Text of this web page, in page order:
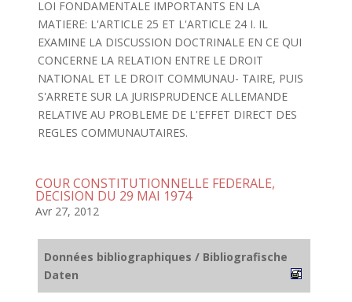
LOI FONDAMENTALE IMPORTANTS EN LA
MATIERE: L'ARTICLE 25 ET L'ARTICLE 24 I. IL
EXAMINE LA DISCUSSION DOCTRINALE EN CE QUI
CONCERNE LA RELATION ENTRE LE DROIT
NATIONAL ET LE DROIT COMMUNAU- TAIRE, PUIS
S'ARRETE SUR LA JURISPRUDENCE ALLEMANDE
RELATIVE AU PROBLEME DE L'EFFET DIRECT DES
REGLES COMMUNAUTAIRES.
COUR CONSTITUTIONNELLE FEDERALE,
DECISION DU 29 MAI 1974
Avr 27, 2012
Données bibliographiques / Bibliografische
Daten